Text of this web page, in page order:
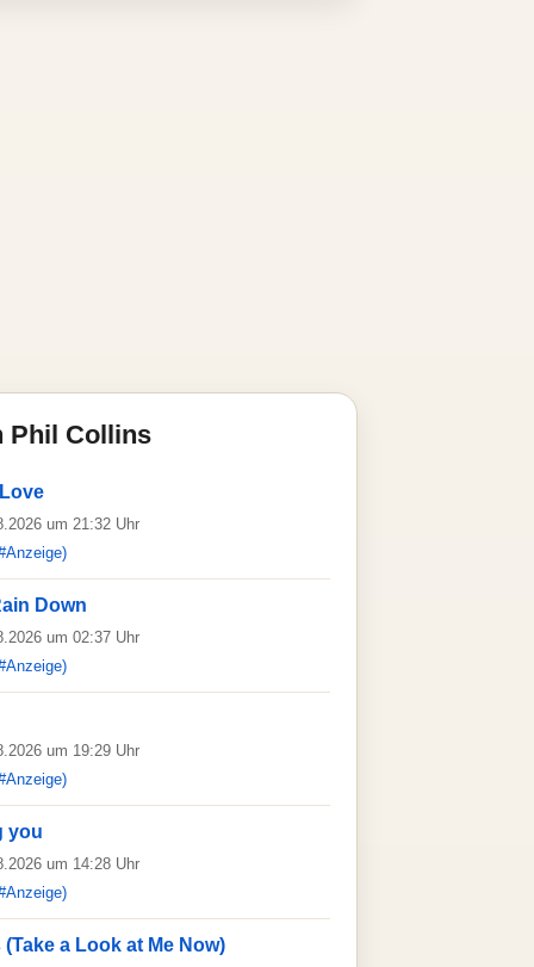
Phil Collins
um 21:32 Uhr
Down
um 02:37 Uhr
um 19:29 Uhr
you
um 14:28 Uhr
a Look at Me Now)